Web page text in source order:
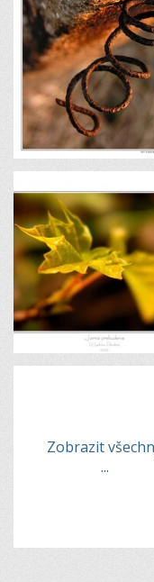
AF-S DX
AF-S DX
AF-S DX
Sigma
Sigma
Zobrazit
...